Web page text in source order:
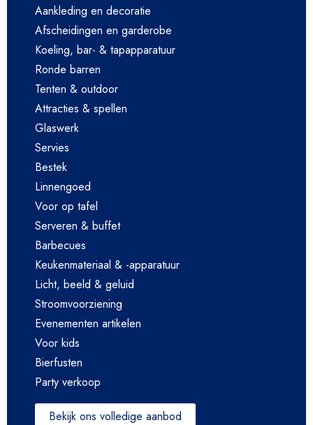
Aankleding en decoratie
Afscheidingen en garderobe
Koeling, bar- & tapapparatuur
Ronde barren
Tenten & outdoor
Attracties & spellen
Glaswerk
Servies
Bestek
Linnengoed
Voor op tafel
Serveren & buffet
Barbecues
Keukenmateriaal & -apparatuur
Licht, beeld & geluid
Stroomvoorziening
Evenementen artikelen
Voor kids
Bierfusten
Party verkoop
Bekijk ons volledige aanbod